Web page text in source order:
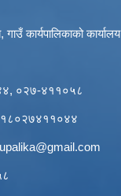
गाउँ कार्यपालिकाको कार्यालय
०२७-४११०५८